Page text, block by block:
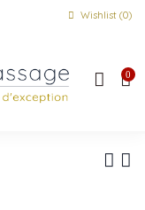
Wishlist (0)
0